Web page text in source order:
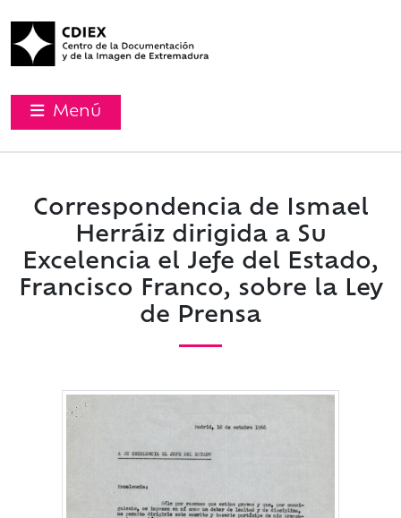
Menú
Correspondencia de Ismael
Herráiz dirigida a Su
Excelencia el Jefe del Estado,
Francisco Franco, sobre la Ley
de Prensa